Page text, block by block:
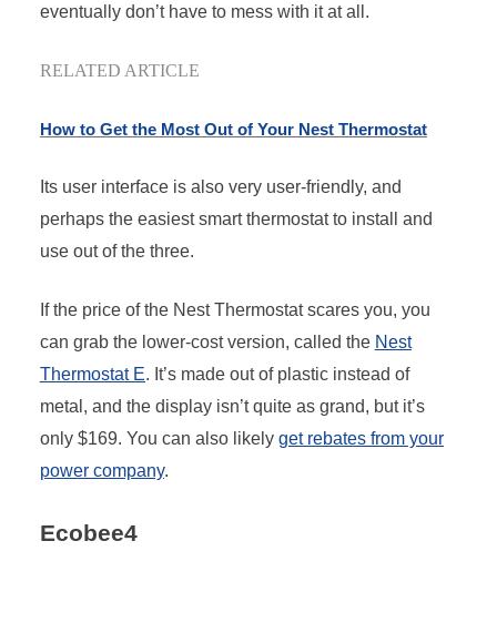
eventually don’t have to mess with it at all.
RELATED ARTICLE
How to Get the Most Out of Your Nest Thermostat
Its user interface is also very user-friendly, and
perhaps the easiest smart thermostat to install and
use out of the three.
If the price of the Nest Thermostat scares you, you
can grab the lower-cost version, called the Nest
Thermostat E. It’s made out of plastic instead of
metal, and the display isn’t quite as grand, but it’s
only $169. You can also likely get rebates from your
power company.
Ecobee4